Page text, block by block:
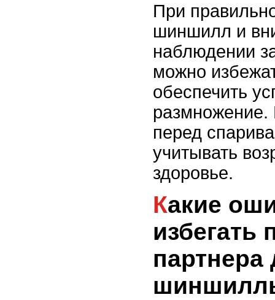
При
шиншилл и
наблюдении
можно
обеспечить
размножение.
перед
учитывать
здоровье.
Какие ошибки следует
избегать
партнера